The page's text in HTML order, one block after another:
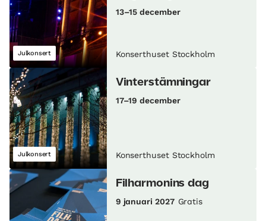
Julkonsert
13–15 december
Konserthuset Stockholm
Julkonsert
Vinterstämningar
17–19 december
Konserthuset Stockholm
Filharmonins dag
9 januari 2027 Gratis